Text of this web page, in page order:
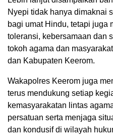
Nyepi tidak hanya dimaknai
bagi umat Hindu, tetapi juga
toleransi, kebersamaan dan
tokoh agama dan
dan Kabupaten Keerom.
Wakapolres Keerom juga
terus mendukung setiap
kemasyarakatan lintas
persatuan serta menjaga
dan kondusif di wilayah